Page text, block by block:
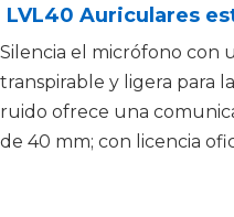
LVL40 Auriculares
Silencia el micrófono con
transpirable y ligera para
ruido ofrece una
de 40 mm; con licencia